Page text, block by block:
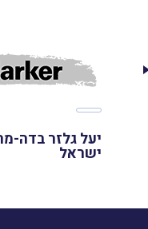
יעל גלזר בדה-
ישראל